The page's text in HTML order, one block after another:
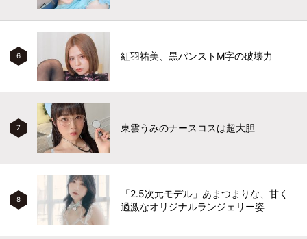
6 紅羽祐美、黒パンストM字の破壊力
7 東雲うみのナースコスは超大胆
8
「2.5次元モデル」あまつまりな、甘く
過激なオリジナルランジェリー姿